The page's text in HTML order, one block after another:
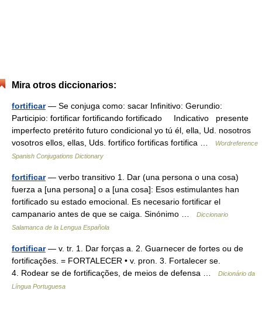
Mira otros diccionarios:
fortificar— Se conjuga como: sacar Infinitivo: Gerundio:
Participio: fortificar fortificando fortificado Indicativo presente
imperfecto pretérito futuro condicional yo tú él, ella, Ud. nosotros
vosotros ellos, ellas, Uds. fortifico fortificas fortifica …
Wordreference
Spanish Conjugations Dictionary
fortificar— verbo transitivo 1. Dar (una persona o una cosa)
fuerza a [una persona] o a [una cosa]: Esos estimulantes han
fortificado su estado emocional. Es necesario fortificar el
campanario antes de que se caiga. Sinónimo …
Diccionario
Salamanca de la Lengua Española
fortificar— v. tr. 1. Dar forças a. 2. Guarnecer de fortes ou de
fortificações. = FORTALECER • v. pron. 3. Fortalecer se.
4. Rodear se de fortificações, de meios de defensa …
Dicionário da
Língua Portuguesa